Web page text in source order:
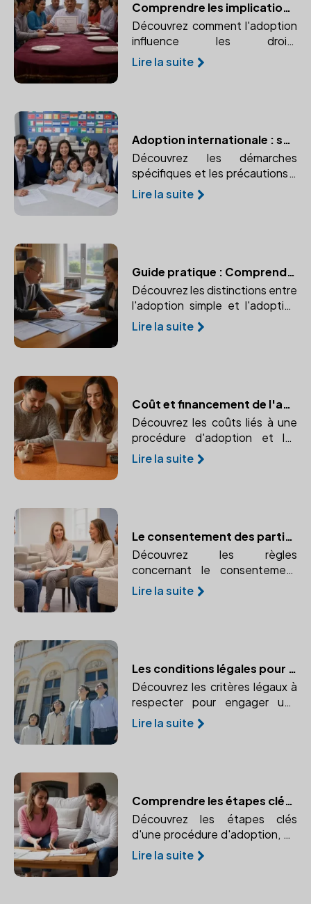
Comprendre les implications de l'adoption sur la succession
Découvrez comment l'adoption
influence les droits
successoraux et pourquoi il est
essentiel de consulter un
Lire la suite
Adoption internationale : spécificités et précautions
Découvrez les démarches
spécifiques et les précautions à
prendre pour une adoption à
l'étranger. Comprendre le rôle
Lire la suite
Guide pratique : Comprendre les différents types d'adoption
Découvrez les distinctions entre
l'adoption simple et l'adoption
plénière, leurs implications
juridiques et leurs particularités.
Lire la suite
Coût et financement de l'adoption : Prévisions budgétaires et aides financières
Découvrez les coûts liés à une
procédure d'adoption et les
différentes possibilités de
financement. Informez-vous sur
Lire la suite
Le consentement des parties à l'adoption : obligations et formalités
Découvrez les règles
concernant le consentement
des parents biologiques ou du
futur adopté lors d'une
concernées.
Lire la suite
Les conditions légales pour adopter en France
Découvrez les critères légaux à
respecter pour engager une
procédure d'adoption en
France. Informez-vous sur l'âge,
Lire la suite
Comprendre les étapes clés d'une procédure d'adoption
Découvrez les étapes clés
d'une procédure d'adoption, de
la demande initiale à la décision
finale. Comprendre les
Lire la suite